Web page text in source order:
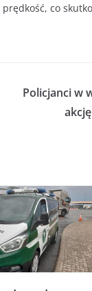
co
Policjanci w